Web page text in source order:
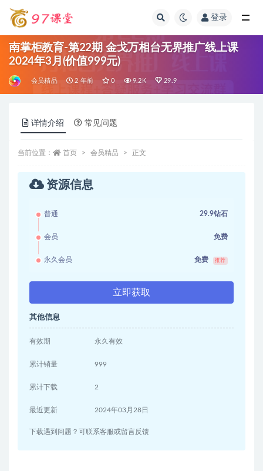
登录
南掌柜教育-第22期 金戈万相台无界推广线上课
2024年3月(价值999元)
会员精品 2 年前 0 9.2K 29.9
详情介绍 常见问题
当前位置： 首页 会员精品 正文
资源信息
普通 29.9钻石
会员 免费
永久会员 免费 推荐
立即获取
其他信息
有效期 永久有效
累计销量 999
累计下载 2
最近更新 2024年03月28日
下载遇到问题？可联系客服或留言反馈